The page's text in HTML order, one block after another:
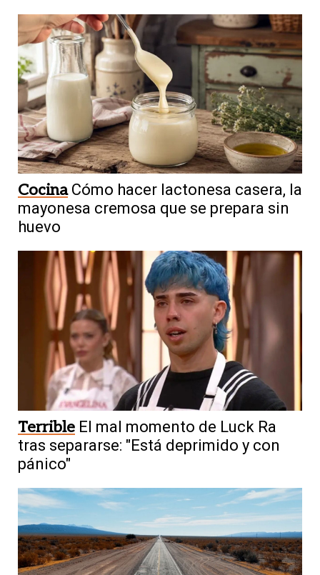
Cocina Cómo hacer lactonesa casera, la
mayonesa cremosa que se prepara sin
huevo
Terrible El mal momento de Luck Ra
tras separarse: "Está deprimido y con
pánico"